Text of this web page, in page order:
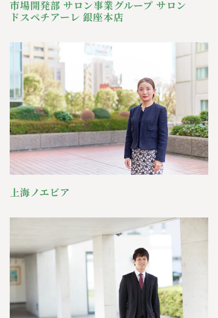
市場開発部 サロン事業グループ サロン
ドスペチアーレ 銀座本店
上海ノエビア